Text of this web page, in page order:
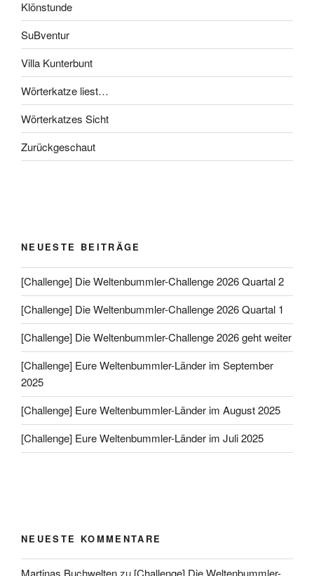
Klönstunde
SuBventur
Villa Kunterbunt
Wörterkatze liest…
Wörterkatzes Sicht
Zurückgeschaut
NEUESTE BEITRÄGE
[Challenge] Die Weltenbummler-Challenge 2026 Quartal 2
[Challenge] Die Weltenbummler-Challenge 2026 Quartal 1
[Challenge] Die Weltenbummler-Challenge 2026 geht weiter
[Challenge] Eure Weltenbummler-Länder im September
2025
[Challenge] Eure Weltenbummler-Länder im August 2025
[Challenge] Eure Weltenbummler-Länder im Juli 2025
NEUESTE KOMMENTARE
Martinas Buchweltenzu [Challenge] Die Weltenbummler-